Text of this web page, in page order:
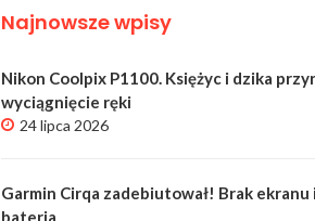
Najnowsze wpisy
Nikon Coolpix P1100. Księżyc i dzika
wyciągnięcie ręki
24 lipca 2026
Garmin Cirqa zadebiutował! Brak ekranu
bateria